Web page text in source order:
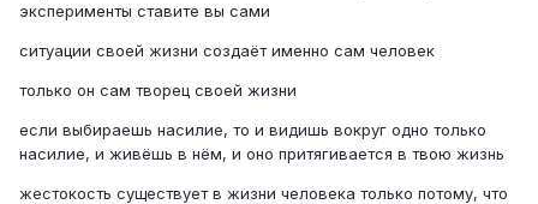
эксперименты ставите вы сами
ситуации своей жизни создаёт именно сам человек
только он сам творец своей жизни
если выбираешь насилие, то и видишь вокруг одно только
насилие, и живёшь в нём, и оно притягивается в твою жизнь
жестокость существует в жизни человека только потому, что